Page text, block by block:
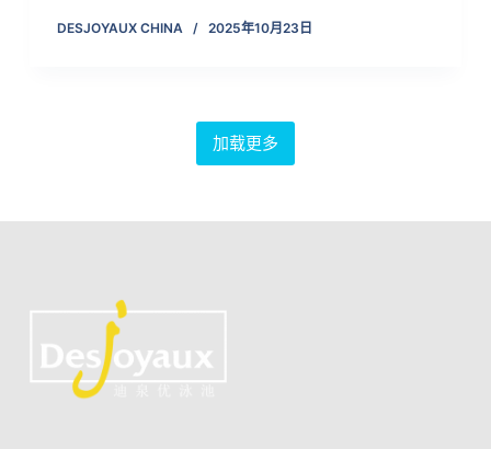
DESJOYAUX CHINA 2025年10月23日
加载更多